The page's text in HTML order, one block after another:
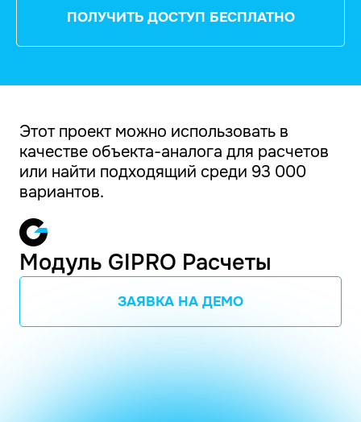
ПОЛУЧИТЬ ДОСТУП БЕСПЛАТНО
Этот проект можно использовать в
качестве объекта-аналога для расчетов
или найти подходящий среди 93 000
вариантов.
Модуль GIPRO Расчеты
ЗАЯВКА НА ДЕМО